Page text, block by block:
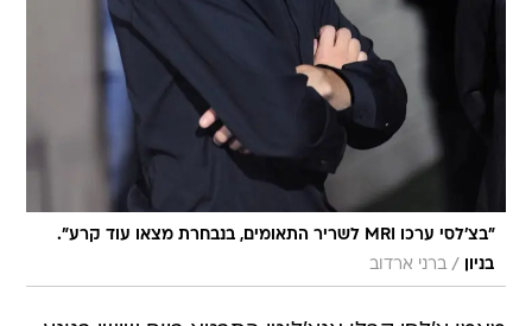
"בצ'לסי ערכו MRI לשריר התאומים, בנבחרת מצאו עוד קרע".
ברני ארדוב
מאמן צ'לסי קרלו אנצ'לוטי התבטא ביום שישי בנוגע